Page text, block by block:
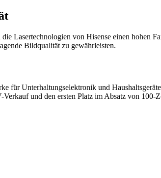
die Lasertechnologien von Hisense einen
Bildqualität zu gewährleisten.
für Unterhaltungselektronik und
und den ersten Platz im Absatz von 100-